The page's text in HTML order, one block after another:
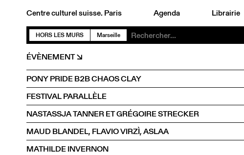
Centre culturel suisse. Paris Agenda Librairie
HORS LES MURS Marseille
ÉVÈNEMENT
PONY PRIDE B2B CHAOS CLAY
FESTIVAL PARALLÈLE
NASTASSJA TANNER ET GRÉGOIRE STRECKER
MAUD BLANDEL, FLAVIO VIRZÌ, ASLAA
MATHILDE INVERNON